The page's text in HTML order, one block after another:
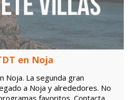
en Noja
Noja. La segunda gran
a Noja y alrededores. No
favoritos. Contacta